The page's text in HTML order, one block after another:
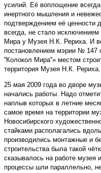
усилий. Её воплощение
инертного мышления и
подтверждением её ценности
всегда, не стало
Мира у Музея Н.К. Рериха. И
постановлением мэрии № 147
''Колокол Мира''» местом
территория Музея Н.К. Рериха.
25 мая 2009 года во дворе
начались работы. Надо
наплыв которых в летние
самое время на территории
Новосибирского
стайками располагались
производились монтажные и
строительства была такой
сказывалось на работе
процессы шли параллельно,